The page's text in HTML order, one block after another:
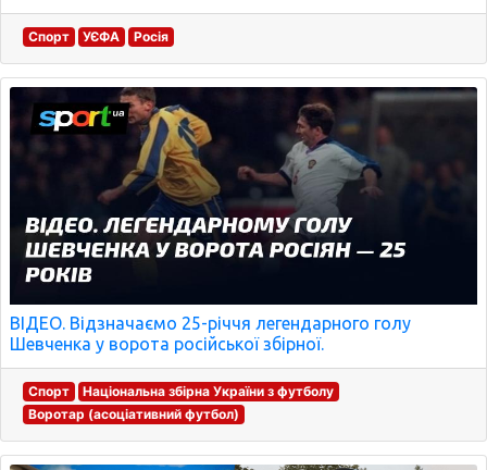
Спорт УЄФА Росія
ВІДЕО. Відзначаємо 25-річчя легендарного голу
Шевченка у ворота російської збірної.
Спорт
Національна збірна України з футболу
Воротар (асоціативний футбол)